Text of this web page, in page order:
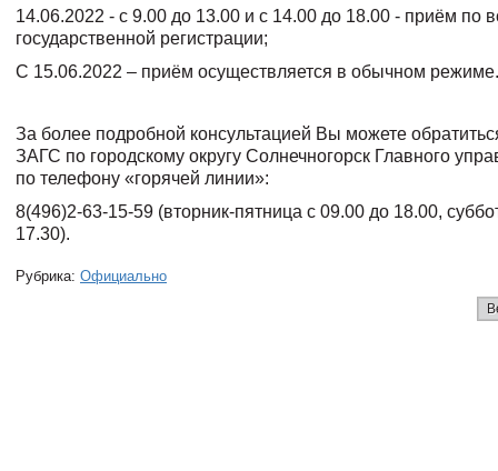
14.06.2022 - с 9.00 до 13.00 и с 14.00 до 18.00 - приём по
государственной регистрации;
С 15.06.2022 – приём осуществляется в обычном режиме.
За более подробной консультацией Вы можете
ЗАГС по городскому округу Солнечногорск Главного
по телефону «горячей линии»:
8(496)2-63-15-59 (вторник-пятница с 09.00 до 18.00,
17.30).
Рубрика: Официально